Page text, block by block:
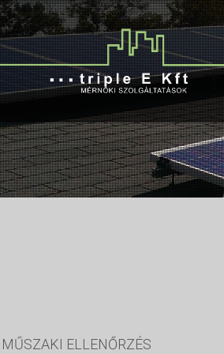
MŰSZAKI ELLENŐRZÉS